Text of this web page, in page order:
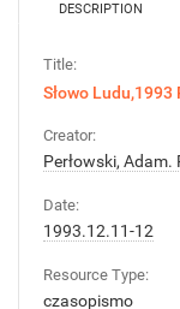
DESCRIPTION
Title:
Słowo
Creator:
Perłowski, Adam.
Date:
1993.12.11-12
Resource Type:
czasopismo